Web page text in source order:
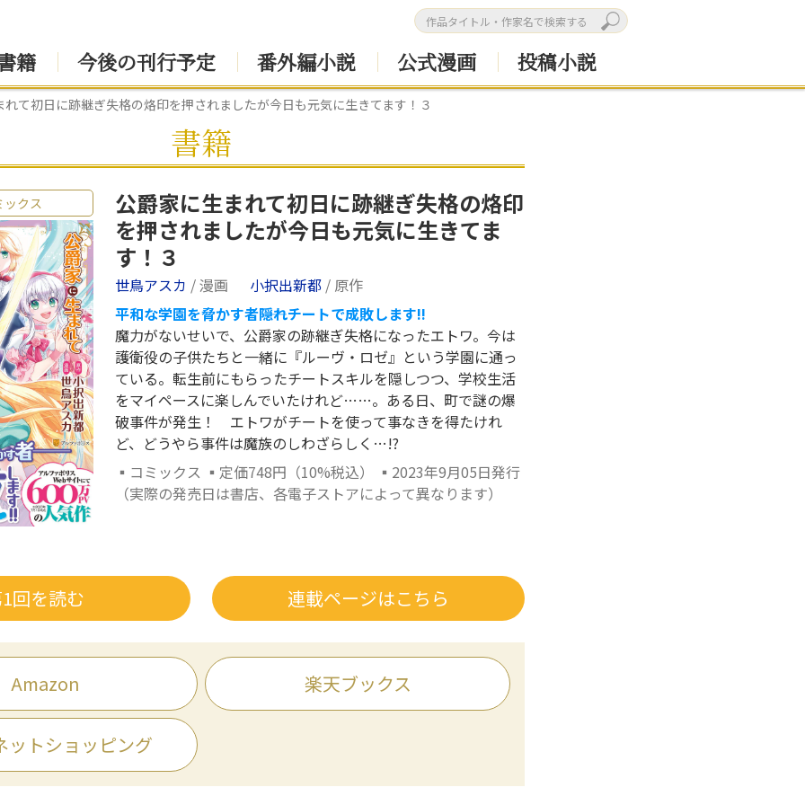
籍 今後の刊行予定 番外編小説 公式漫画 投稿小説
れて初日に跡継ぎ失格の烙印を押されましたが今日も元気に生きてます！３
書籍
ックス
公爵家に生まれて初日に跡継ぎ失格の烙印
を押されましたが今日も元気に生きてま
す！３
世鳥アスカ / 漫画 小択出新都 / 原作
平和な学園を脅かす者――隠れチートで成敗します!!
魔力がないせいで、公爵家の跡継ぎ失格になったエトワ。今は
護衛役の子供たちと一緒に『ルーヴ・ロゼ』という学園に通っ
ている。転生前にもらったチートスキルを隠しつつ、学校生活
をマイペースに楽しんでいたけれど……。ある日、町で謎の爆
破事件が発生！ エトワがチートを使って事なきを得たけれ
ど、どうやら事件は魔族のしわざらしく…!?
▪コミックス ▪定価748円（10%税込） ▪2023年9月05日発行
（実際の発売日は書店、各電子ストアによって異なります）
回を読む 連載ページはこちら
Amazon 楽天ブックス
ットショッピング